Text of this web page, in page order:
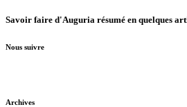
Savoir faire d'Auguria résumé en quelques
Nous suivre
Archives